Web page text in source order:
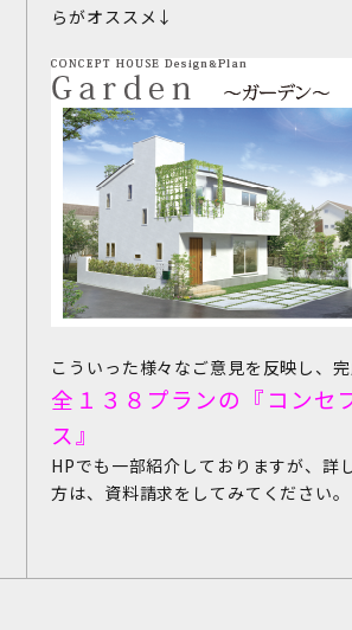
らがオススメ↓
こういった様々なご意見を反映し、
全１３８プランの『コンセ
ス』
HPでも一部紹介しておりますが、詳
方は、資料請求をしてみてください。